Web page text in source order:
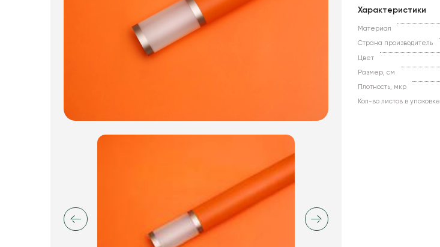
Пакеты для цветов и подарков
Искусственные цветы и растения
Свечи
Характеристики
Материал
Страна производитель
Цвет
Размер, см
Плотность, мкр
Кол-во листов в упаковке